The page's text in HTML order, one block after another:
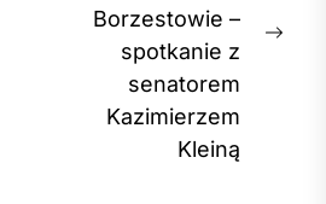
Borzestowie –
spotkanie z
senatorem
Kazimierzem
Kleiną